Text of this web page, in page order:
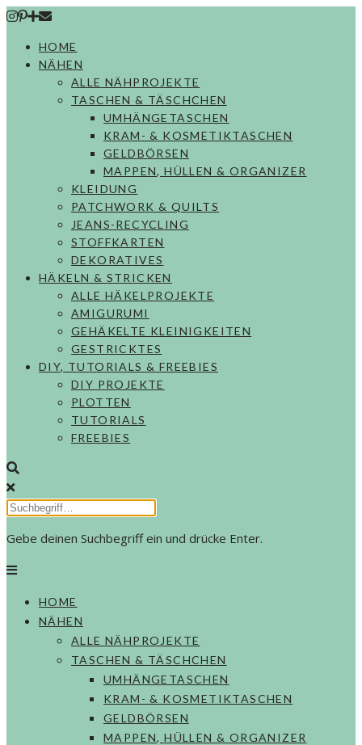
Skip
contentHOME
NÄHEN
ALLE NÄHPROJEKTE
TASCHEN & TÄSCHCHEN
UMHÄNGETASCHEN
KRAM- & KOSMETIKTASCHEN
GELDBÖRSEN
MAPPEN, HÜLLEN & ORGANIZER
KLEIDUNG
PATCHWORK & QUILTS
JEANS-RECYCLING
STOFFKARTEN
DEKORATIVES
HÄKELN & STRICKEN
ALLE HÄKELPROJEKTE
AMIGURUMI
GEHÄKELTE KLEINIGKEITEN
GESTRICKTES
DIY, TUTORIALS & FREEBIES
DIY PROJEKTE
PLOTTEN
TUTORIALS
FREEBIES
Gebe deinen Suchbegriff ein und drücke Enter.
HOME
NÄHEN
ALLE NÄHPROJEKTE
TASCHEN & TÄSCHCHEN
UMHÄNGETASCHEN
KRAM- & KOSMETIKTASCHEN
GELDBÖRSEN
MAPPEN, HÜLLEN & ORGANIZER